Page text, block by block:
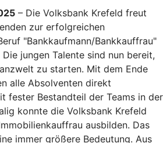
– Die Volksbank Krefeld freut
zur erfolgreichen
"Bankkaufmann/Bankkauffrau"
jungen Talente sind nun bereit,
zu starten. Mit dem Ende
alle Absolventen direkt
fester Bestandteil der Teams in der
konnte die Volksbank Krefeld
ausbilden. Das
immer größere Bedeutung. Aus